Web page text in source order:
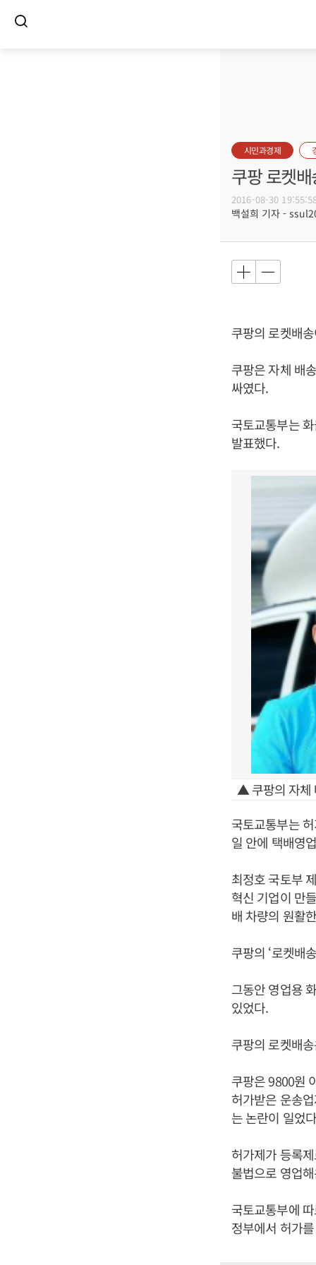
시민과경제
쿠팡 로켓
2016-08-30
백설희 기자 -
쿠팡의 로켓배
쿠팡은 자체 배
싸였다.
국토교통부는
발표했다.
▲ 쿠팡의 자체
국토교통부는
일 안에 택배영
최정호 국토부
혁신 기업이 만
배 차량의 원활
쿠팡의 ‘로켓배
그동안 영업용
있었다.
쿠팡의 로켓배
쿠팡은 9800원
허가받은 운송
는 논란이 일었
허가제가 등록
불법으로 영업
국토교통부에
정부에서 허가